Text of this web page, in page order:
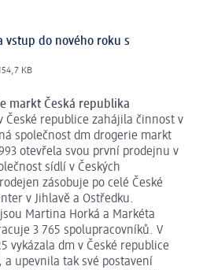
vstup do nového roku s
KB
markt Česká republika
republice zahájila činnost v
společnost dm drogerie markt
otevřela svou první prodejnu v
sídlí v Českých
zásobuje po celé České
v Jihlavě a Ostředku.
Martina Horká a Markéta
3 765 spolupracovníků. V
vykázala dm v České republice
a upevnila tak své postavení